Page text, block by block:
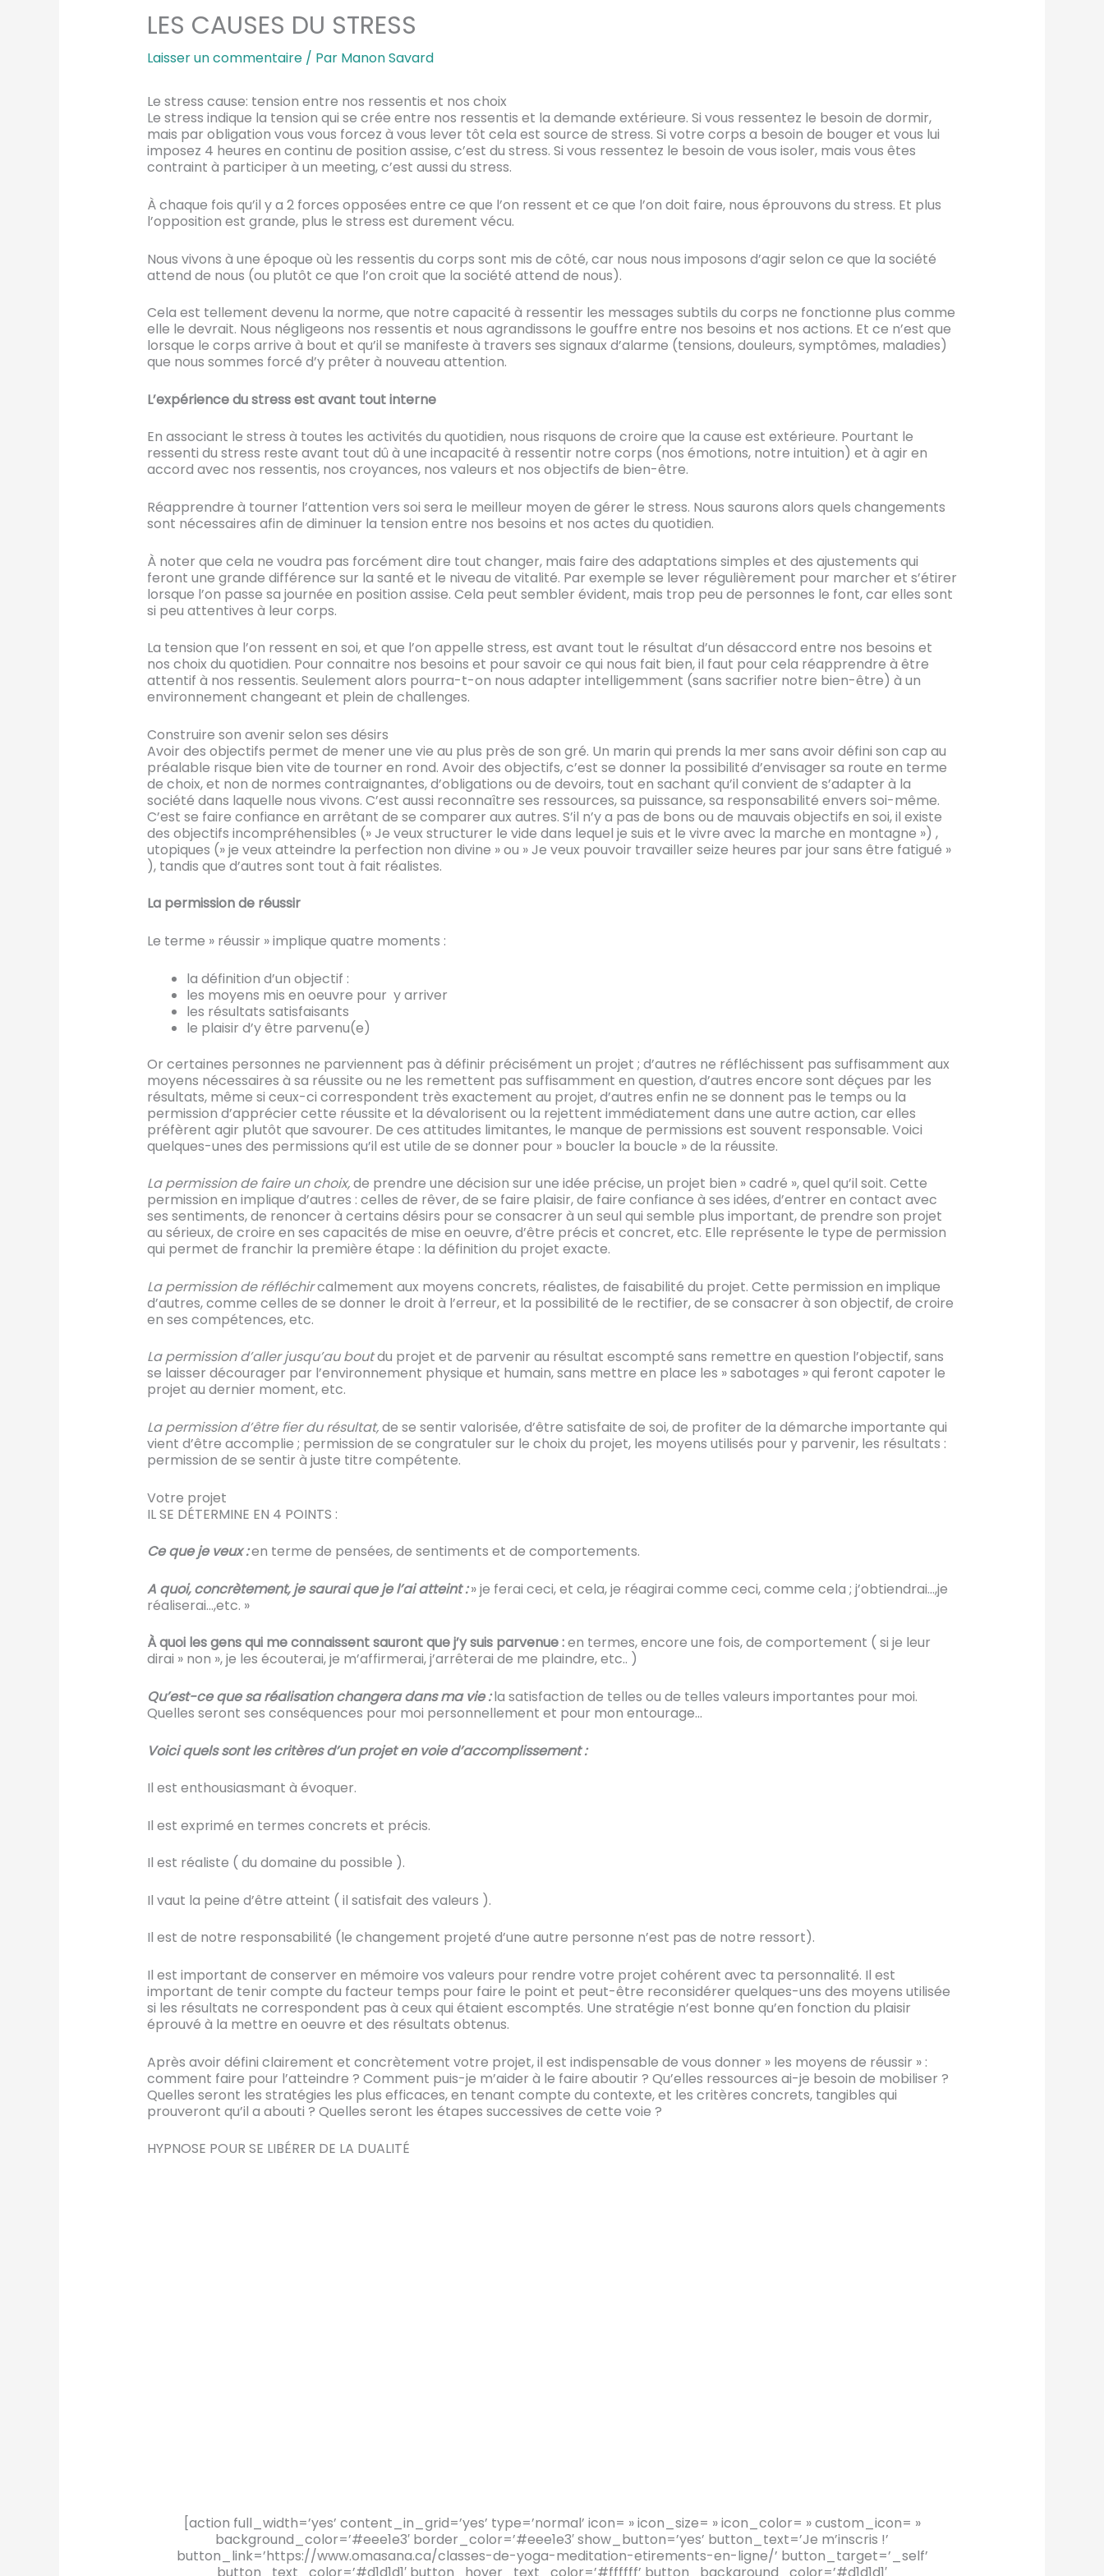
LES CAUSES DU STRESS
Laisser un commentaire / Par Manon Savard
Le stress cause: tension entre nos ressentis et nos choix
Le stress indique la tension qui se crée entre nos ressentis et la demande extérieure. Si vous ressentez le besoin de dormir,
mais par obligation vous vous forcez à vous lever tôt cela est source de stress. Si votre corps a besoin de bouger et vous lui
imposez 4 heures en continu de position assise, c’est du stress. Si vous ressentez le besoin de vous isoler, mais vous êtes
contraint à participer à un meeting, c’est aussi du stress.
À chaque fois qu’il y a 2 forces opposées entre ce que l’on ressent et ce que l’on doit faire, nous éprouvons du stress. Et plus
l’opposition est grande, plus le stress est durement vécu.
Nous vivons à une époque où les ressentis du corps sont mis de côté, car nous nous imposons d’agir selon ce que la société
attend de nous (ou plutôt ce que l’on croit que la société attend de nous).
Cela est tellement devenu la norme, que notre capacité à ressentir les messages subtils du corps ne fonctionne plus comme
elle le devrait. Nous négligeons nos ressentis et nous agrandissons le gouffre entre nos besoins et nos actions. Et ce n’est que
lorsque le corps arrive à bout et qu’il se manifeste à travers ses signaux d’alarme (tensions, douleurs, symptômes, maladies)
que nous sommes forcé d’y prêter à nouveau attention.
L’expérience du stress est avant tout interne
En associant le stress à toutes les activités du quotidien, nous risquons de croire que la cause est extérieure. Pourtant le
ressenti du stress reste avant tout dû à une incapacité à ressentir notre corps (nos émotions, notre intuition) et à agir en
accord avec nos ressentis, nos croyances, nos valeurs et nos objectifs de bien-être.
Réapprendre à tourner l’attention vers soi sera le meilleur moyen de gérer le stress. Nous saurons alors quels changements
sont nécessaires afin de diminuer la tension entre nos besoins et nos actes du quotidien.
À noter que cela ne voudra pas forcément dire tout changer, mais faire des adaptations simples et des ajustements qui
feront une grande différence sur la santé et le niveau de vitalité. Par exemple se lever régulièrement pour marcher et s’étirer
lorsque l’on passe sa journée en position assise. Cela peut sembler évident, mais trop peu de personnes le font, car elles sont
si peu attentives à leur corps.
La tension que l’on ressent en soi, et que l’on appelle stress, est avant tout le résultat d’un désaccord entre nos besoins et
nos choix du quotidien. Pour connaitre nos besoins et pour savoir ce qui nous fait bien, il faut pour cela réapprendre à être
attentif à nos ressentis. Seulement alors pourra-t-on nous adapter intelligemment (sans sacrifier notre bien-être) à un
environnement changeant et plein de challenges.
Construire son avenir selon ses désirs
Avoir des objectifs permet de mener une vie au plus près de son gré. Un marin qui prends la mer sans avoir défini son cap au
préalable risque bien vite de tourner en rond. Avoir des objectifs, c’est se donner la possibilité d’envisager sa route en terme
de choix, et non de normes contraignantes, d’obligations ou de devoirs, tout en sachant qu’il convient de s’adapter à la
société dans laquelle nous vivons. C’est aussi reconnaître ses ressources, sa puissance, sa responsabilité envers soi-même.
C’est se faire confiance en arrêtant de se comparer aux autres. S’il n’y a pas de bons ou de mauvais objectifs en soi, il existe
des objectifs incompréhensibles (» Je veux structurer le vide dans lequel je suis et le vivre avec la marche en montagne ») ,
utopiques (» je veux atteindre la perfection non divine » ou » Je veux pouvoir travailler seize heures par jour sans être fatigué »
), tandis que d’autres sont tout à fait réalistes.
La permission de réussir
Le terme » réussir » implique quatre moments :
la définition d’un objectif :
les moyens mis en oeuvre pour y arriver
les résultats satisfaisants
le plaisir d’y être parvenu(e)
Or certaines personnes ne parviennent pas à définir précisément un projet ; d’autres ne réfléchissent pas suffisamment aux
moyens nécessaires à sa réussite ou ne les remettent pas suffisamment en question, d’autres encore sont déçues par les
résultats, même si ceux-ci correspondent très exactement au projet, d’autres enfin ne se donnent pas le temps ou la
permission d’apprécier cette réussite et la dévalorisent ou la rejettent immédiatement dans une autre action, car elles
préfèrent agir plutôt que savourer. De ces attitudes limitantes, le manque de permissions est souvent responsable. Voici
quelques-unes des permissions qu’il est utile de se donner pour » boucler la boucle » de la réussite.
La permission de faire un choix,de prendre une décision sur une idée précise, un projet bien » cadré », quel qu’il soit. Cette
permission en implique d’autres : celles de rêver, de se faire plaisir, de faire confiance à ses idées, d’entrer en contact avec
ses sentiments, de renoncer à certains désirs pour se consacrer à un seul qui semble plus important, de prendre son projet
au sérieux, de croire en ses capacités de mise en oeuvre, d’être précis et concret, etc. Elle représente le type de permission
qui permet de franchir la première étape : la définition du projet exacte.
La permission de réfléchircalmement aux moyens concrets, réalistes, de faisabilité du projet. Cette permission en implique
d’autres, comme celles de se donner le droit à l’erreur, et la possibilité de le rectifier, de se consacrer à son objectif, de croire
en ses compétences, etc.
La permission d’aller jusqu’au boutdu projet et de parvenir au résultat escompté sans remettre en question l’objectif, sans
se laisser décourager par l’environnement physique et humain, sans mettre en place les » sabotages » qui feront capoter le
projet au dernier moment, etc.
La permission d’être fier du résultat,de se sentir valorisée, d’être satisfaite de soi, de profiter de la démarche importante qui
vient d’être accomplie ; permission de se congratuler sur le choix du projet, les moyens utilisés pour y parvenir, les résultats :
permission de se sentir à juste titre compétente.
Votre projet
IL SE DÉTERMINE EN 4 POINTS :
Ce que je veux :en terme de pensées, de sentiments et de comportements.
A quoi,concrètement, je saurai que je l’ai atteint : » je ferai ceci, et cela, je réagirai comme ceci, comme cela ; j’obtiendrai…,je
réaliserai…,etc. »
À quoi les gens qui me connaissent sauront que j’y suis parvenue :en termes, encore une fois, de comportement ( si je leur
dirai » non », je les écouterai, je m’affirmerai, j’arrêterai de me plaindre, etc.. )
Qu’est-ce que sa réalisation changera dans ma vie :la satisfaction de telles ou de telles valeurs importantes pour moi.
Quelles seront ses conséquences pour moi personnellement et pour mon entourage…
Voici quels sont les critères d’un projet en voie d’accomplissement :
Il est enthousiasmant à évoquer.
Il est exprimé en termes concrets et précis.
Il est réaliste ( du domaine du possible ).
Il vaut la peine d’être atteint ( il satisfait des valeurs ).
Il est de notre responsabilité (le changement projeté d’une autre personne n’est pas de notre ressort).
Il est important de conserver en mémoire vos valeurs pour rendre votre projet cohérent avec ta personnalité. Il est
important de tenir compte du facteur temps pour faire le point et peut-être reconsidérer quelques-uns des moyens utilisée
si les résultats ne correspondent pas à ceux qui étaient escomptés. Une stratégie n’est bonne qu’en fonction du plaisir
éprouvé à la mettre en oeuvre et des résultats obtenus.
Après avoir défini clairement et concrètement votre projet, il est indispensable de vous donner » les moyens de réussir » :
comment faire pour l’atteindre ? Comment puis-je m’aider à le faire aboutir ? Qu’elles ressources ai-je besoin de mobiliser ?
Quelles seront les stratégies les plus efficaces, en tenant compte du contexte, et les critères concrets, tangibles qui
prouveront qu’il a abouti ? Quelles seront les étapes successives de cette voie ?
HYPNOSE POUR SE LIBÉRER DE LA DUALITÉ
[action full_width=’yes’ content_in_grid=’yes’ type=’normal’ icon= » icon_size= » icon_color= » custom_icon= »
background_color=’#eee1e3′ border_color=’#eee1e3′ show_button=’yes’ button_text=’Je m’inscris !’
button_link=’https://www.omasana.ca/classes-de-yoga-meditation-etirements-en-ligne/’ button_target=’_self’